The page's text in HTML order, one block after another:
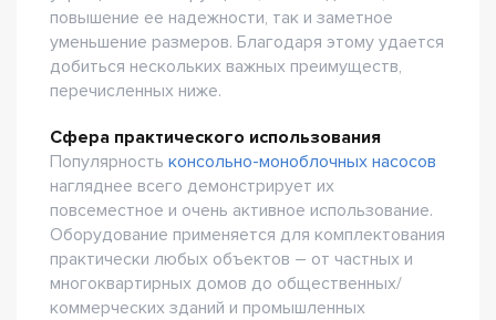
повышение ее надежности, так и заметное
уменьшение размеров. Благодаря этому удается
добиться нескольких важных преимуществ,
перечисленных ниже.
Сфера практического использования
Популярность консольно-моноблочных насосов
нагляднее всего демонстрирует их
повсеместное и очень активное использование.
Оборудование применяется для комплектования
практически любых объектов – от частных и
многоквартирных домов до общественных/
коммерческих зданий и промышленных